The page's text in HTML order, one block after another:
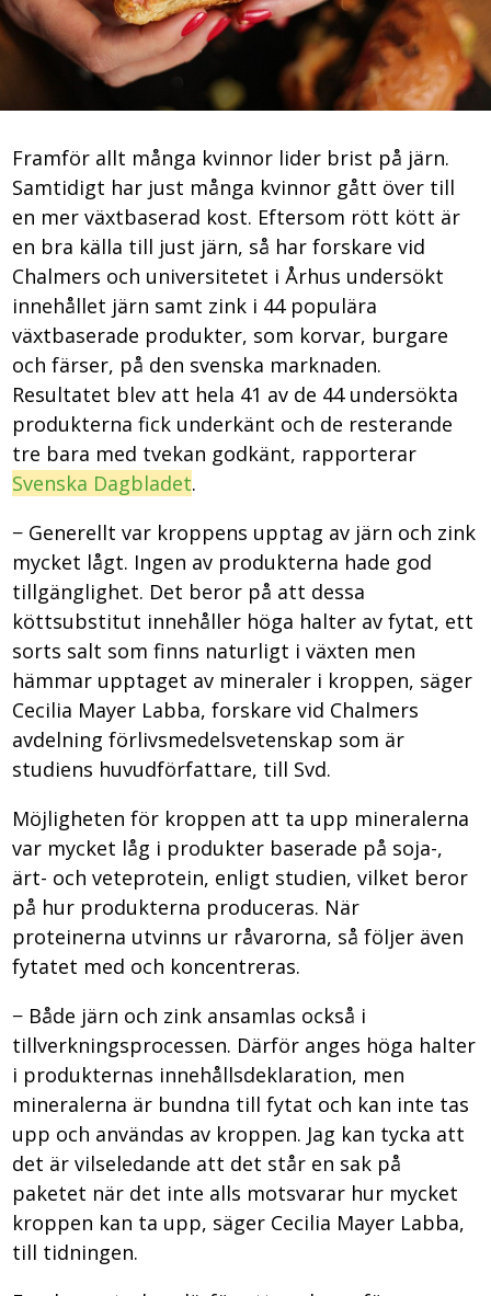
Framför allt många kvinnor lider brist på järn.
Samtidigt har just många kvinnor gått över till
en mer växtbaserad kost. Eftersom rött kött är
en bra källa till just järn, så har forskare vid
Chalmers och universitetet i Århus undersökt
innehållet järn samt zink i 44 populära
växtbaserade produkter, som korvar, burgare
och färser, på den svenska marknaden.
Resultatet blev att hela 41 av de 44 undersökta
produkterna fick underkänt och de resterande
tre bara med tvekan godkänt, rapporterar
Svenska Dagbladet.
− Generellt var kroppens upptag av järn och zink
mycket lågt. Ingen av produkterna hade god
tillgänglighet. Det beror på att dessa
köttsubstitut innehåller höga halter av fytat, ett
sorts salt som finns naturligt i växten men
hämmar upptaget av mineraler i kroppen, säger
Cecilia Mayer Labba, forskare vid Chalmers
avdelning förlivsmedelsvetenskap som är
studiens huvudförfattare, till Svd.
Möjligheten för kroppen att ta upp mineralerna
var mycket låg i produkter baserade på soja-,
ärt- och veteprotein, enligt studien, vilket beror
på hur produkterna produceras. När
proteinerna utvinns ur råvarorna, så följer även
fytatet med och koncentreras.
− Både järn och zink ansamlas också i
tillverkningsprocessen. Därför anges höga halter
i produkternas innehållsdeklaration, men
mineralerna är bundna till fytat och kan inte tas
upp och användas av kroppen. Jag kan tycka att
det är vilseledande att det står en sak på
paketet när det inte alls motsvarar hur mycket
kroppen kan ta upp, säger Cecilia Mayer Labba,
till tidningen.